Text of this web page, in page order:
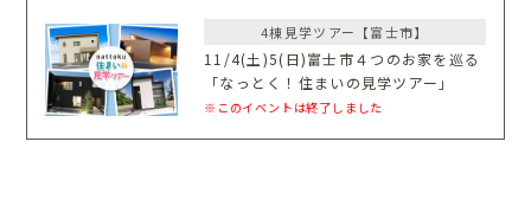
4棟見学ツアー【富士市】
11/4(土)5(日)富士市４つのお家を巡る
「なっとく！住まいの見学ツアー」
※このイベントは終了しました